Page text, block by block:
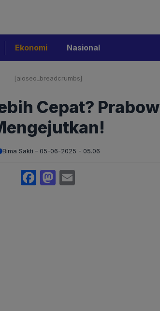
Ekonomi Nasional
[aioseo_breadcrumbs]
Cepat?
Bima Sakti 05-06-2025 - 05.06
Facebook
Mastodon